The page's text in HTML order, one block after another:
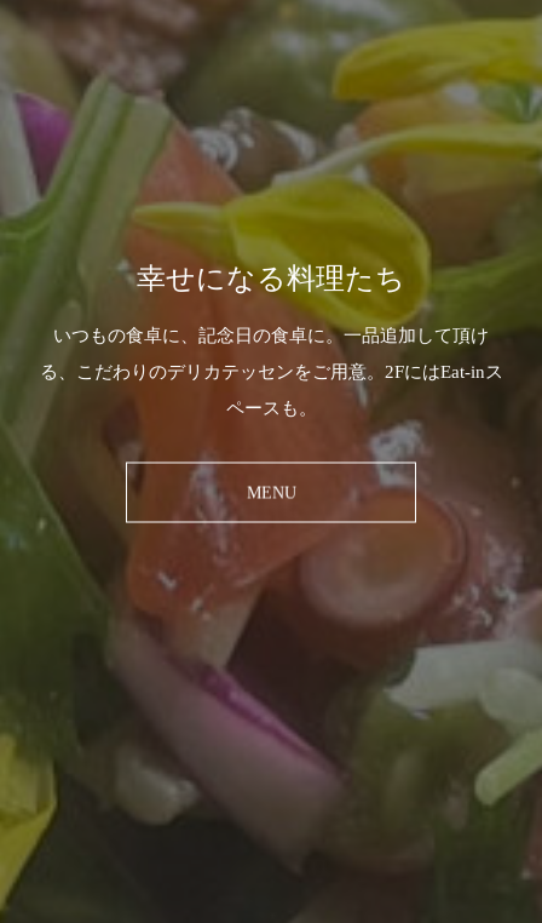
幸せになる料理たち
いつもの食卓に、記念日の食卓に。一品追加して頂け
る、こだわりのデリカテッセンをご用意。2FにはEat-inス
ペースも。
MENU